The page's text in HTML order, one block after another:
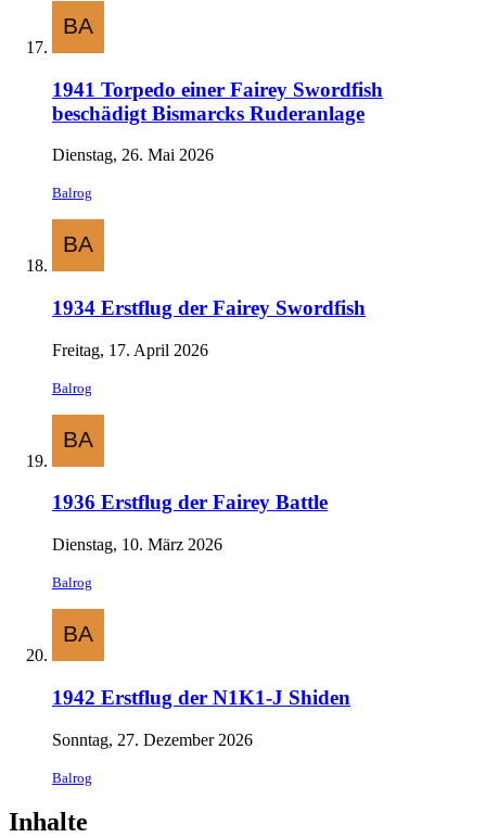
1941 Torpedo einer Fairey Swordfish
beschädigt Bismarcks Ruderanlage
Dienstag, 26. Mai 2026
Balrog
1934 Erstflug der Fairey Swordfish
Freitag, 17. April 2026
Balrog
1936 Erstflug der Fairey Battle
Dienstag, 10. März 2026
Balrog
1942 Erstflug der N1K1-J Shiden
Sonntag, 27. Dezember 2026
Balrog
Inhalte